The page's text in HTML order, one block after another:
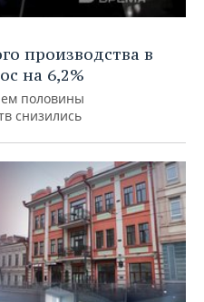
производства в
на 6,2%
половины
снизились